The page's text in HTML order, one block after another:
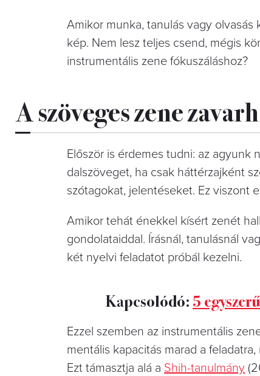
Amikor munka, tanulás vagy
kép. Nem lesz teljes csend, mégis
instrumentális zene fókuszáláshoz?
A szöveges zene
Először is érdemes tudni: az agyunk
dalszöveget, ha csak háttérzajként
szótagokat, jelentéseket. Ez viszont
Amikor tehát énekkel kísért zenét
gondolataiddal. Írásnál, tanulásnál
két nyelvi feladatot próbál kezelni.
Kapcsolódó:5
Ezzel szemben az instrumentális
mentális kapacitás marad a
Ezt támasztja alá a Shih-tanulmány